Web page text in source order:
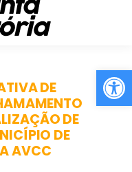
DE
DE
DE
AVCC